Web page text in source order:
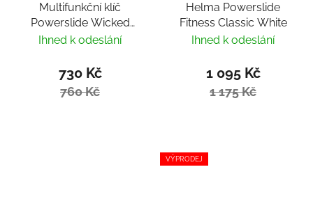
Multifunkční klíč
Powerslide Wicked
Hardcore Tool
Ihned k odeslání
730 Kč
760 Kč
Helma Powerslide
Fitness Classic White
Ihned k odeslání
1 095 Kč
1 175 Kč
VÝPRODEJ